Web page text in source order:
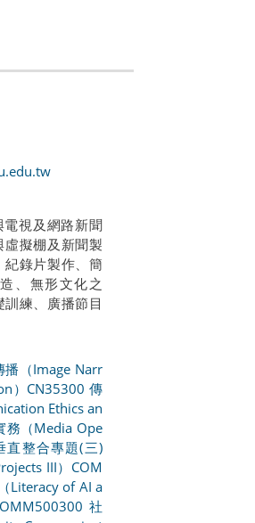
視及網路新聞
擬棚及新聞製
錄片製作、簡
、無形文化之
練、廣播節目
播（Image Narr
） CN35300 傳
Ethics an
務（Media Ope
直整合專題(三)
III） COM
Literacy of AI a
社